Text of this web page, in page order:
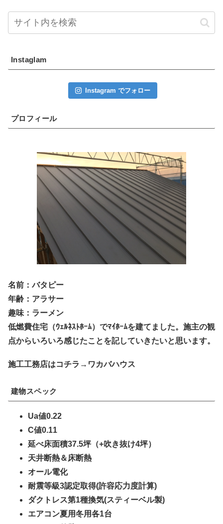
Instaglam
Instagram でフォロー
プロフィール
名前：バタピー
年齢：アラサー
趣味：ラーメン
低燃費住宅（ｳｪﾙﾈｽﾄﾎｰﾑ）でﾏｲﾎｰﾑを建てました。施主の観
点からいろいろ感じたことを記していきたいと思います。
施工工務店はコチラ→ワカバハウス
建物スペック
Ua値0.22
C値0.11
延べ床面積37.5坪（+吹き抜け4坪）
天井断熱＆床断熱
オール電化
耐震等級3認定取得(許容応力度計算)
ダクトレス第1種換気(スティーベル製)
エアコン夏用冬用各1台